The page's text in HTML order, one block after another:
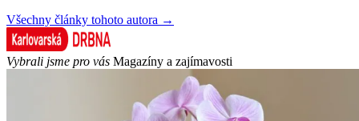
Všechny články tohoto autora →
Vybrali jsme pro vás Magazíny a zajímavosti